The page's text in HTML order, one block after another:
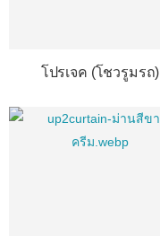
โปรเจค (โชวรูมรถ)